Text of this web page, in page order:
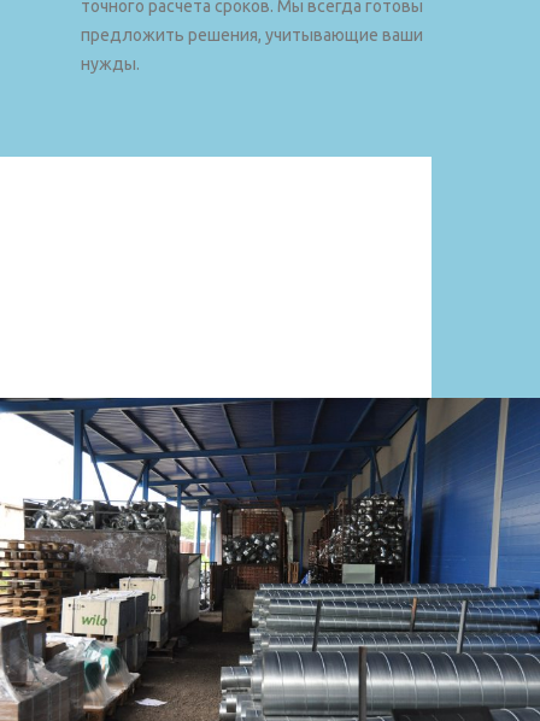
точного расчета сроков. Мы всегда готовы
предложить решения, учитывающие ваши
нужды.